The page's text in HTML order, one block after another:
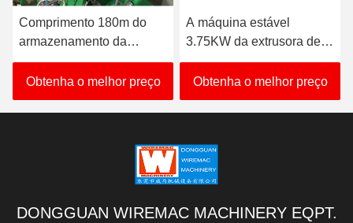
Comprimento 180m do
armazenamento da
máquina da extrusora do
cabo do PVC do GV para
THW VCT
Obtenha o melhor preço
A máquina estável
3.75KW da extrusora de
parafuso do dobro do
PVC toma acima do poder
Obtenha o melhor preço
DONGGUAN WIREMAC MACHINERY EQPT.